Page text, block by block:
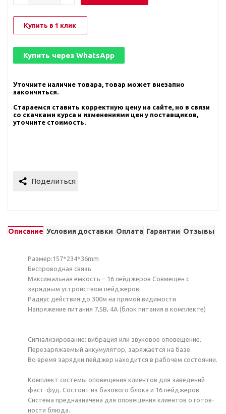
Купить в 1 клик
Купить через WhatsApp
Уточните наличие товара, товар может внезапно
закончиться.
Стараемся ставить корректную цену на сайте, но в связи
со скачками курса и изменениями цен у поставщиков,
уточните стоимость.
Описание Условия доставки Оплата Гарантии Отзывы
Размер:157*234*36mm
Беспроводная связь.
Максимальная емкость – 16 пейджеров Совмещен с
зарядным устройством пейджеров
Радиус действия до 300м на прямой видимости
Напряжение питания 7,5В, 4А (блок питания в комплекте)
Сигнализирование: вибрация или звуковое оповещение.
Перезаряжаемый аккумулятор, заряжается на базе.
Во время зарядки пейджер находится в рабочем состоянии.
Ком­плект сис­те­мы опо­веще­ния кли­ен­тов для за­веде­ний
фаст-фуд. Сос­то­ит из ба­зово­го бло­ка и 16 пей­дже­ров.
Сис­те­ма пред­назна­чена для опо­веще­ния кли­ен­тов о го­тов­
ности блю­да.